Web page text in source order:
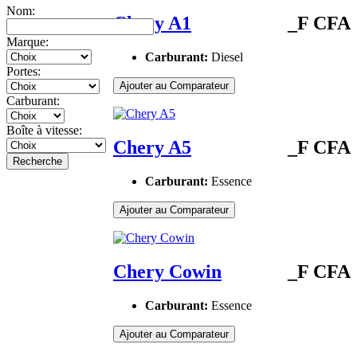
Chery A1 _F CFA
Carburant: Diesel
Ajouter au Comparateur
Chery A5 _F CFA
Carburant: Essence
Ajouter au Comparateur
Chery Cowin _F CFA
Carburant: Essence
Ajouter au Comparateur
Nom:
Marque:
Portes:
Carburant:
Boîte à vitesse:
Recherche